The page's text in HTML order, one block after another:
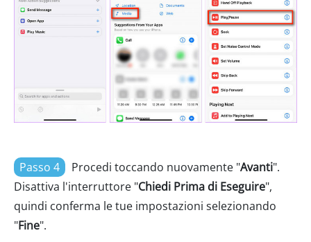
Passo 4 Procedi toccando nuovamente "Avanti".
Disattiva l'interruttore "Chiedi Prima di Eseguire",
quindi conferma le tue impostazioni selezionando
"Fine".